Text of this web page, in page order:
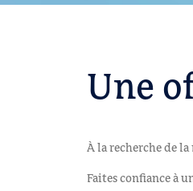
Une
À la recherche de
Faites confiance à